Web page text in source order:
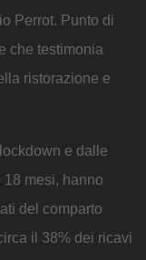
Perrot. Punto di
che testimonia
ristorazione e
e dalle
mesi, hanno
del comparto
il 38% dei ricavi